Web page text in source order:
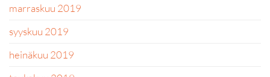
marraskuu 2019
syyskuu 2019
heinäkuu 2019